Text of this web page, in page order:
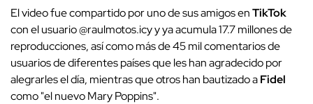
El video fue compartido por uno de sus amigos enTikTok
con el usuario @raulmotos.icy y ya acumula 17.7 millones de
reproducciones, así como más de 45 mil comentarios de
usuarios de diferentes países que les han agradecido por
alegrarles el día, mientras que otros han bautizado aFidel
como "el nuevo Mary Poppins".